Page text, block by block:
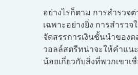
อย่างไรก็ตาม การสำรวจต่
เฉพาะอย่างยิ่ง การสำรว
จัดสรรการเงินชั้นนำของ
วอลล์สตรีทน่าจะให้คำแน
น้อยเกี่ยวกับสิ่งที่พวกเขาเ